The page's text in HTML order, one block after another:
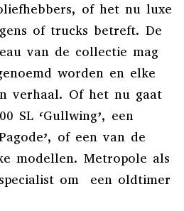
of het nu luxe
of trucks betreft. De
van de collectie mag
worden en elke
verhaal. Of het nu gaat
SL ‘Gullwing’, een
of een van de
modellen. Metropole als
om een oldtimer